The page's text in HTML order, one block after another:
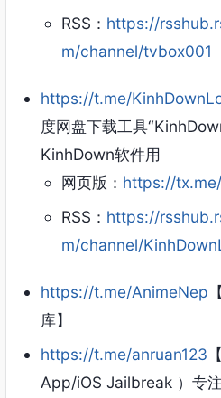
RSS： https://
m/channel/tvbox001
https://t.me/
度网盘下载工具
KinhDown软件用
网页版： https://
RSS： https://
m/channel/
https://t.me/AnimeNep
库】
https://t.me/anruan123
App/iOS Jailbreak ）专